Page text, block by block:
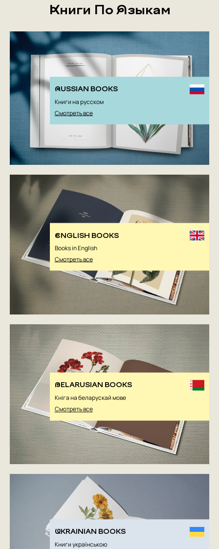
Книги По Языкам
RUSSIAN BOOKS
Книги на русском
Смотреть все
ENGLISH BOOKS
Books in English
Смотреть все
BELARUSIAN BOOKS
Кніга на беларускай мове
Смотреть все
UKRAINIAN BOOKS
Книги українською